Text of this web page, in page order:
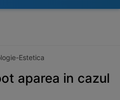
Estetica
aparea in cazul